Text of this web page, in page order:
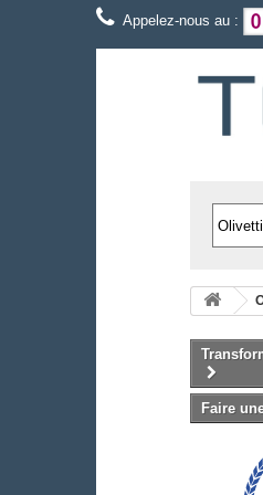
Appelez-nous au :
Faire